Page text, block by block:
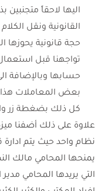
اليها لاحقاً
القانونية ونقل
حجة قانونية يحوزها
تواجهنا قبل
حسابها وبالإضافة
بعض المعاملات هذا
كل ذلك بضغطة زر
علاوة على ذلك أضفنا
نظام واحد حيث يتم
يمنحها المحامي مالك
التي يريدها المحامي